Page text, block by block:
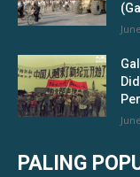
PALING